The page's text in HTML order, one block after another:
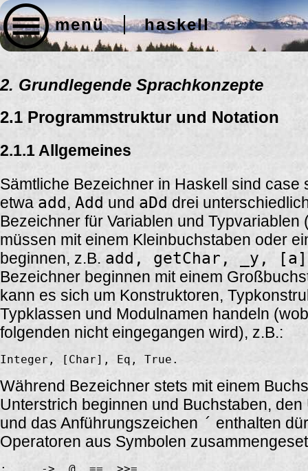
menü haskell
2. Grundlegende Sprachkonzepte
2.1 Programmstruktur und Notation
2.1.1 Allgemeines
Sämtliche Bezeichner in Haskell sind case
etwa add, Add und aDd drei
Bezeichner für Variablen und Typvariablen
müssen mit einem Kleinbuchstaben oder
beginnen, z.B. add, getChar, _y,
Bezeichner beginnen mit einem
kann es sich um Konstruktoren,
Typklassen und Modulnamen handeln
folgenden nicht eingegangen wird), z.B.:
Während Bezeichner stets mit einem
Unterstrich beginnen und Buchstaben,
und das Anführungszeichen ´ enthalten
Operatoren aus Symbolen